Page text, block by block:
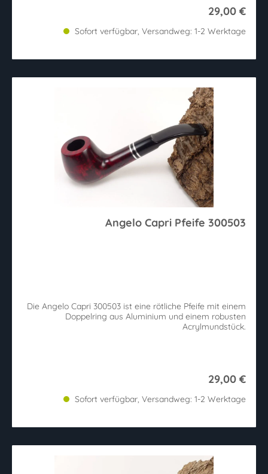
29,00 €
Sofort verfügbar, Versandweg: 1-2 Werktage
Angelo Capri Pfeife 300503
Die Angelo Capri 300503 ist eine rötliche Pfeife mit einem
Doppelring aus Aluminium und einem robusten
Acrylmundstück.
29,00 €
Sofort verfügbar, Versandweg: 1-2 Werktage